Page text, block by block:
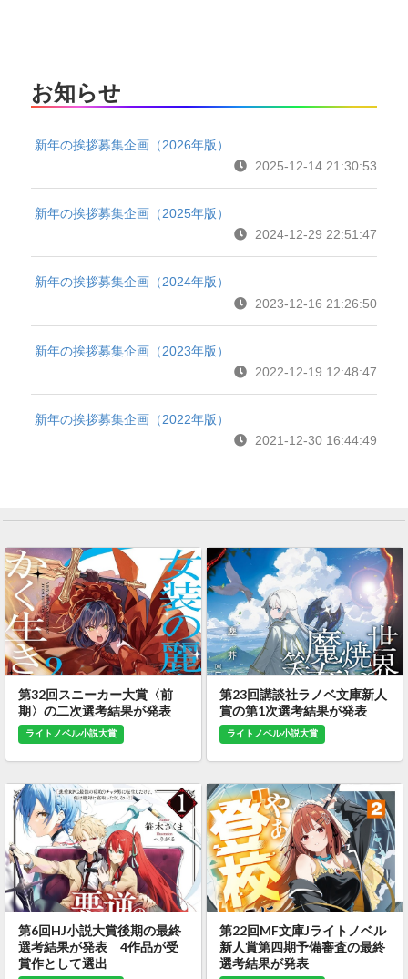
お知らせ
新年の挨拶募集企画（2026年版）
2025-12-14 21:30:53
新年の挨拶募集企画（2025年版）
2024-12-29 22:51:47
新年の挨拶募集企画（2024年版）
2023-12-16 21:26:50
新年の挨拶募集企画（2023年版）
2022-12-19 12:48:47
新年の挨拶募集企画（2022年版）
2021-12-30 16:44:49
第32回スニーカー大賞〈前
期〉の二次選考結果が発表
ライトノベル小説大賞
第23回講談社ラノベ文庫新人
賞の第1次選考結果が発表
ライトノベル小説大賞
第6回HJ小説大賞後期の最終
選考結果が発表 4作品が受
賞作として選出
第22回MF文庫Jライトノベル
新人賞第四期予備審査の最終
選考結果が発表